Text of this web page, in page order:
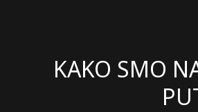
KAKO SMO